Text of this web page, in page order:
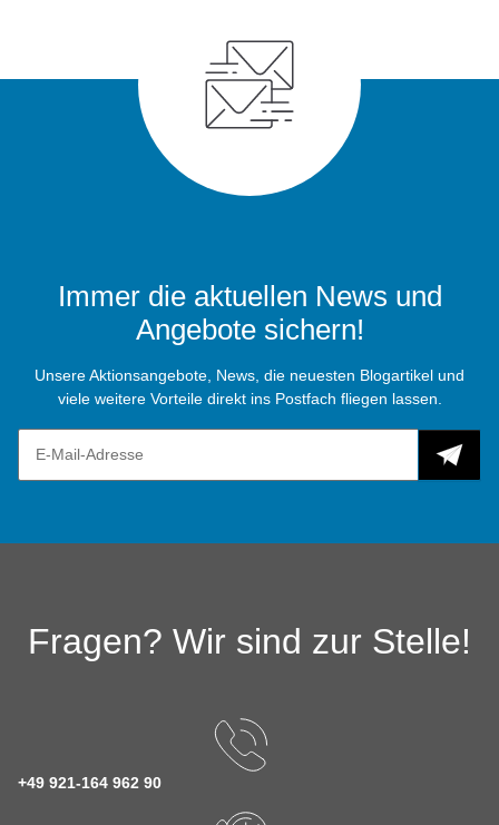
Immer die aktuellen News und
Angebote sichern!
Unsere Aktionsangebote, News, die neuesten Blogartikel und
viele weitere Vorteile direkt ins Postfach fliegen lassen.
Fragen? Wir sind zur Stelle!
+49 921-164 962 90